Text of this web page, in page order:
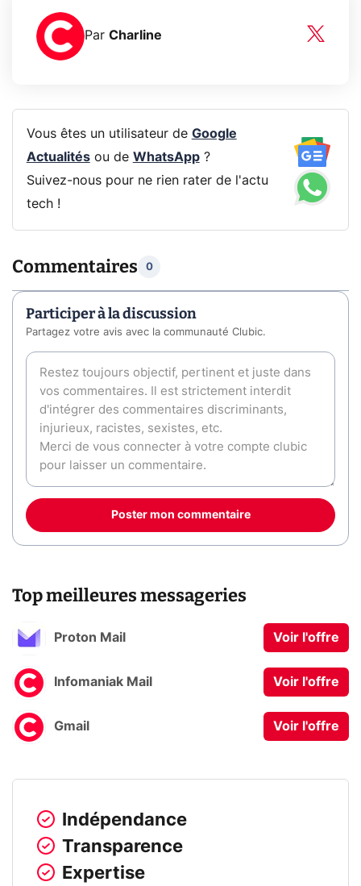
Par Charline
Vous êtes un utilisateur de Google
Actualitésou de WhatsApp?
Suivez-nous pour ne rien rater de l'actu
tech !
Commentaires 0
Participer à la discussion
Partagez votre avis avec la communauté Clubic.
Poster mon commentaire
Top meilleures messageries
Proton Mail Voir l'offre
Infomaniak Mail Voir l'offre
Gmail Voir l'offre
Indépendance
Transparence
Expertise